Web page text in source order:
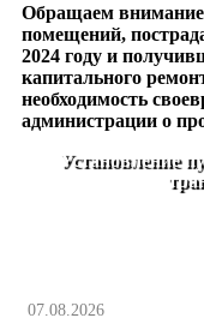
Обращаем внимание
помещений,
2024 году и
капитального
необходимость
администрации о
Установление
07.08.2026